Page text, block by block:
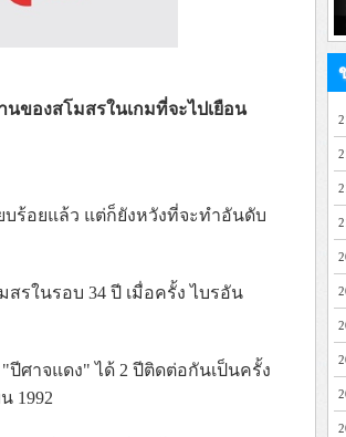
ของสโมสรในเกมที่จะไปเยือน
ร้อยแล้ว แต่ก็ยังหวังที่จะทำอันดับ
รในรอบ 34 ปี เมื่อครั้ง ไบรอัน
ศาจแดง" ได้ 2 ปีติดต่อกันเป็นครั้ง
1992